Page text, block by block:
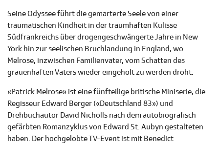
Seine Odyssee führt die gemarterte Seele von einer
traumatischen Kindheit in der traumhaften Kulisse
Südfrankreichs über drogengeschwängerte Jahre in New
York hin zur seelischen Bruchlandung in England, wo
Melrose, inzwischen Familienvater, vom Schatten des
grauenhaften Vaters wieder eingeholt zu werden droht.
«Patrick Melrose» ist eine fünfteilige britische Miniserie, die
Regisseur Edward Berger («Deutschland 83») und
Drehbuchautor David Nicholls nach dem autobiografisch
gefärbten Romanzyklus von Edward St. Aubyn gestalteten
haben. Der hochgelobte TV-Event ist mit Benedict